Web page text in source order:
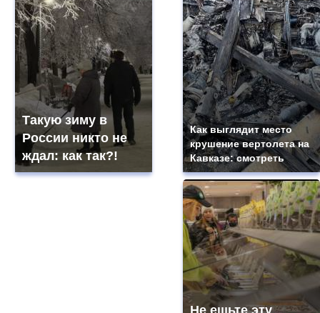
Такую зиму в
России никто не
ждал: как так?!
Как выглядит место
крушение вертолета на
Кавказе: смотреть
Не ешьте эту